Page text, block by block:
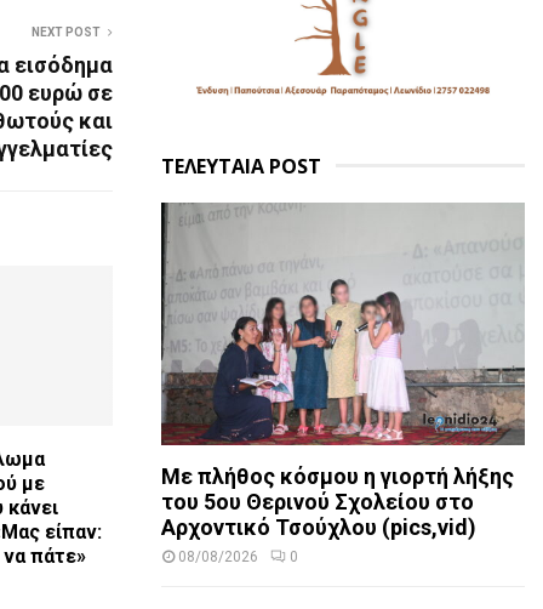
NEXT POST
εισόδημα
ευρώ σε
και
με
κάνει
είπαν:
πάτε»
ΤΕΛΕΥΤΑΙΑ POST
Με πλήθος κόσμου η γιορτή λήξης
του 5ου Θερινού Σχολείου στο
Αρχοντικό Τσούχλου (pics,vid)
08/08/2026 0